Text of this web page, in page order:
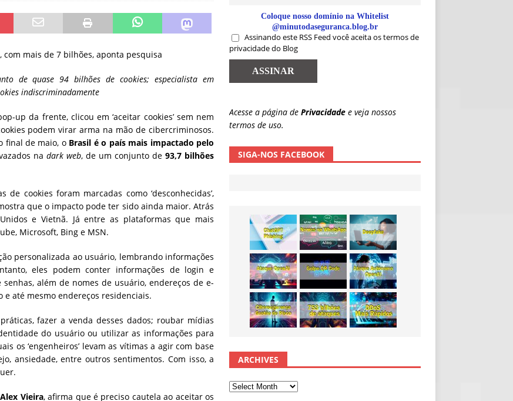
com mais de 7 bilhões, aponta pesquisa
de quase 94 bilhões de cookies; especialista em
indiscriminadamente
up da frente, clicou em ‘aceitar cookies’ sem nem
podem virar arma na mão de cibercriminosos.
final de maio, o Brasil é o país mais impactado pelo
na dark web, de um conjunto de93,7 bilhões
cookies foram marcadas como ‘desconhecidas’,
que o impacto pode ter sido ainda maior. Atrás
e Vietnã. Já entre as plataformas que mais
Microsoft, Bing e MSN.
personalizada ao usuário, lembrando informações
eles podem conter informações de login e
além de nomes de usuário, endereços de e-
e até mesmo endereços residenciais.
fazer a venda desses dados; roubar mídias
do usuário ou utilizar as informações para
os ‘engenheiros’ levam as vítimas a agir com base
ansiedade, entre outros sentimentos. Com isso, a
Vieira, afirma que é preciso cautela ao aceitar os
Coloque nosso domínio na Whitelist
@minutodaseguranca.blog.br
Assinando este RSS Feed você aceita os termos de
privacidade do Blog
Acesse a página de Privacidade e veja nossos
termos de uso.
SIGA-NOS FACEBOOK
ARCHIVES